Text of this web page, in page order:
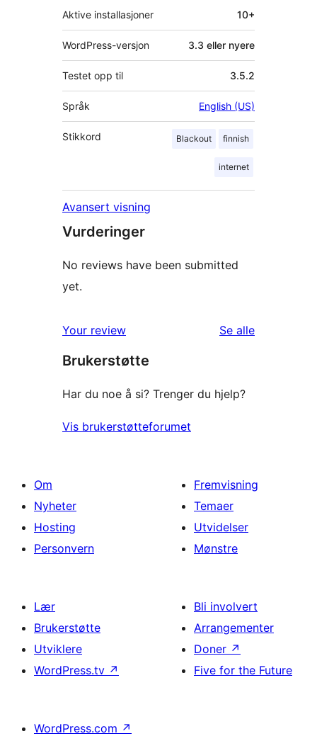
Aktive installasjoner 10+
WordPress-versjon 3.3 eller nyere
Testet opp til 3.5.2
Språk English (US)
Stikkord Blackout finnish
internet
Avansert visning
Vurderinger
No reviews have been submitted
yet.
Your review Se alleomtalene
Brukerstøtte
Har du noe å si? Trenger du hjelp?
Vis brukerstøtteforumet
Om
Nyheter
Hosting
Personvern
Fremvisning
Temaer
Utvidelser
Mønstre
Lær
Brukerstøtte
Utviklere
WordPress.tv ↗
Bli involvert
Arrangementer
Doner ↗
Five for the Future
WordPress.com ↗